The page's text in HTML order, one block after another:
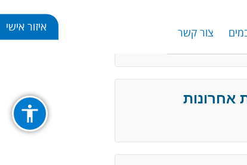
צור קשר איזור אישי
אחרונות